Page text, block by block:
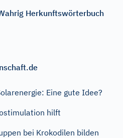
Herkunftswörterbuch
Eine gute Idee?
hilft
bei Krokodilen bilden